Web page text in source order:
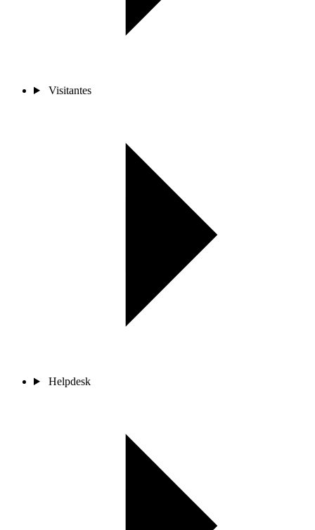
Visitantes
Helpdesk